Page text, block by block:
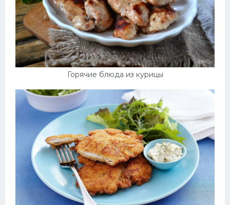
Горячие блюда из курицы
Дизайн комнаты